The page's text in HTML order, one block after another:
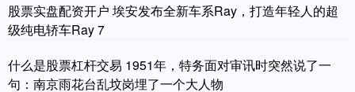
股票实盘配资开户 埃安发布全新车系Ray，打造年轻人的超
级纯电轿车Ray 7
什么是股票杠杆交易 1951年，特务面对审讯时突然说了一
句：南京雨花台乱坟岗埋了一个大人物